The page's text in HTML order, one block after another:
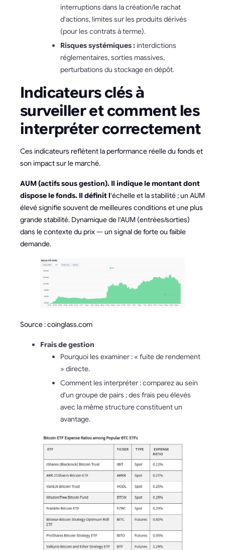
interruptions dans la création/le rachat
d'actions, limites sur les produits dérivés
(pour les contrats à terme).
Risques systémiques : interdictions
réglementaires, sorties massives,
perturbations du stockage en dépôt.
Indicateurs clés à
surveiller et comment les
interpréter correctement
Ces indicateurs reflètent la performance réelle du fonds et
son impact sur le marché.
AUM (actifs sous gestion). Il indique le montant dont
dispose le fonds. Il définit l'échelle et la stabilité ; un AUM
élevé signifie souvent de meilleures conditions et une plus
grande stabilité. Dynamique de l'AUM (entrées/sorties)
dans le contexte du prix — un signal de forte ou faible
demande.
Source : coinglass.com
Frais de gestion
Pourquoi les examiner : « fuite de rendement
» directe.
Comment les interpréter : comparez au sein
d'un groupe de pairs ; des frais peu élevés
avec la même structure constituent un
avantage.